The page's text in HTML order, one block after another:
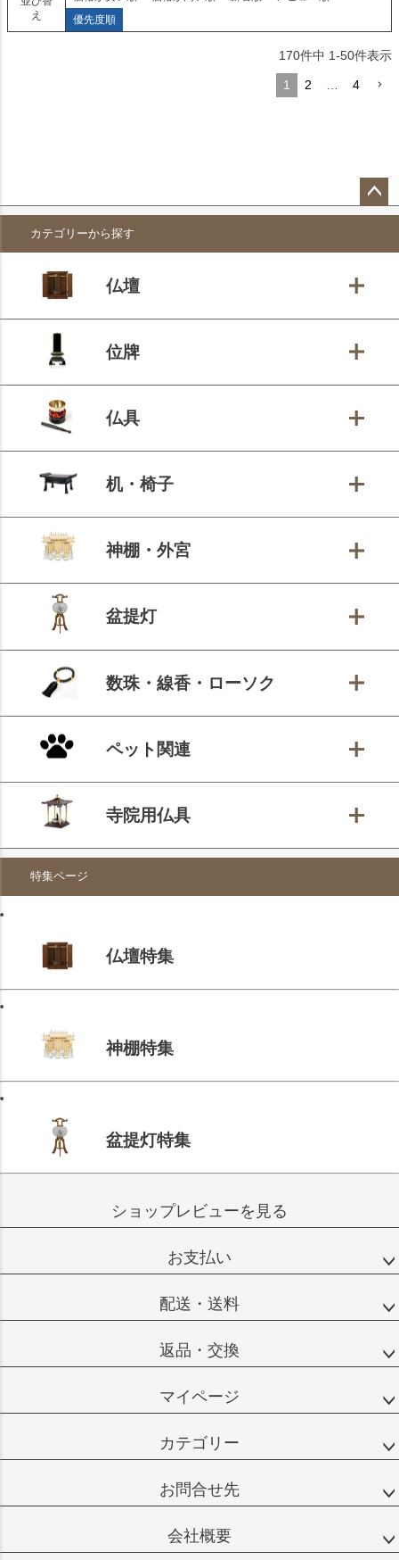
え
優先度順
170件中 1-50件表示
1 2 4
ペー
ップ
カテゴリーから探す
仏壇
位牌
仏具
机・椅子
神棚・外宮
盆提灯
数珠・線香・ローソク
ペット関連
寺院用仏具
特集ページ
仏壇特集
神棚特集
盆提灯特集
ショップレビューを見る
お支払い
配送・送料
返品・交換
マイページ
カテゴリー
お問合せ先
会社概要